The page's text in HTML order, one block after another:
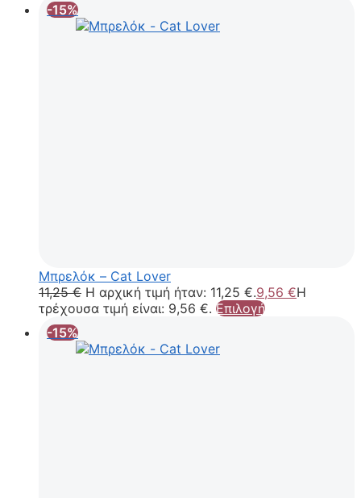
-15%
Μπρελόκ – Cat Lover
11,25€ Η αρχική τιμή ήταν: 11,25 €.9,56 €Η
τρέχουσα τιμή είναι: 9,56 €. Επιλογή
-15%